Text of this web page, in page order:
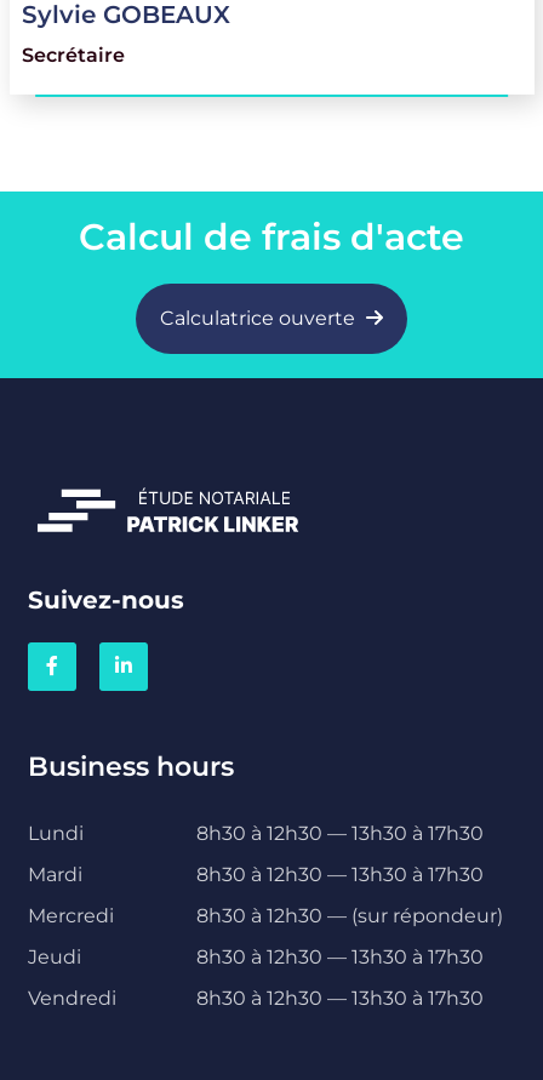
sg@etudelinker.be
SylvieGOBEAUX
Secrétaire
Calcul de frais d'acte
Calculatrice ouverte
Suivez-nous
Business hours
Lundi
8h30 à 12h30 — 13h30 à 17h30
Mardi
8h30 à 12h30 — 13h30 à 17h30
Mercredi
8h30 à 12h30 — (sur répondeur)
Jeudi
8h30 à 12h30 — 13h30 à 17h30
Vendredi
8h30 à 12h30 — 13h30 à 17h30